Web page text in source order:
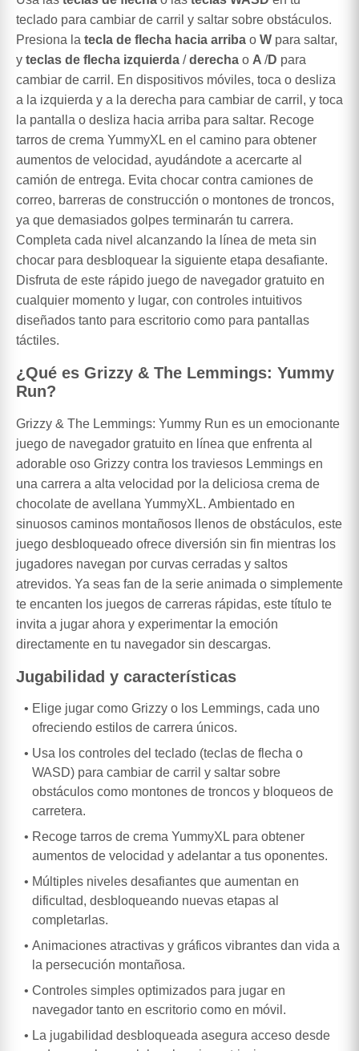
teclado para cambiar de carril y saltar sobre obstáculos.
Presiona la tecla de flecha hacia arriba o W para saltar,
y teclas de flecha izquierda /derecha o A /D para
cambiar de carril. En dispositivos móviles, toca o desliza
a la izquierda y a la derecha para cambiar de carril, y toca
la pantalla o desliza hacia arriba para saltar. Recoge
tarros de crema YummyXL en el camino para obtener
aumentos de velocidad, ayudándote a acercarte al
camión de entrega. Evita chocar contra camiones de
correo, barreras de construcción o montones de troncos,
ya que demasiados golpes terminarán tu carrera.
Completa cada nivel alcanzando la línea de meta sin
chocar para desbloquear la siguiente etapa desafiante.
Disfruta de este rápido juego de navegador gratuito en
cualquier momento y lugar, con controles intuitivos
diseñados tanto para escritorio como para pantallas
táctiles.
¿Qué es Grizzy & The Lemmings: Yummy
Run?
Grizzy & The Lemmings: Yummy Run es un emocionante
juego de navegador gratuito en línea que enfrenta al
adorable oso Grizzy contra los traviesos Lemmings en
una carrera a alta velocidad por la deliciosa crema de
chocolate de avellana YummyXL. Ambientado en
sinuosos caminos montañosos llenos de obstáculos, este
juego desbloqueado ofrece diversión sin fin mientras los
jugadores navegan por curvas cerradas y saltos
atrevidos. Ya seas fan de la serie animada o simplemente
te encanten los juegos de carreras rápidas, este título te
invita a jugar ahora y experimentar la emoción
directamente en tu navegador sin descargas.
Jugabilidad y características
Elige jugar como Grizzy o los Lemmings, cada uno
ofreciendo estilos de carrera únicos.
Usa los controles del teclado (teclas de flecha o
WASD) para cambiar de carril y saltar sobre
obstáculos como montones de troncos y bloqueos de
carretera.
Recoge tarros de crema YummyXL para obtener
aumentos de velocidad y adelantar a tus oponentes.
Múltiples niveles desafiantes que aumentan en
dificultad, desbloqueando nuevas etapas al
completarlas.
Animaciones atractivas y gráficos vibrantes dan vida a
la persecución montañosa.
Controles simples optimizados para jugar en
navegador tanto en escritorio como en móvil.
La jugabilidad desbloqueada asegura acceso desde